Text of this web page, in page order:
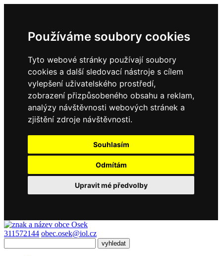
Používáme soubory cookies
Tyto webové stránky používají soubory
cookies a další sledovací nástroje s cílem
vylepšení uživatelského prostředí,
zobrazení přizpůsobeného obsahu a reklam,
analýzy návštěvnosti webových stránek a
zjištění zdroje návštěvnosti.
Souhlasím
Odmítám
Upravit mé předvolby
311572144 obec.osek@iol.cz